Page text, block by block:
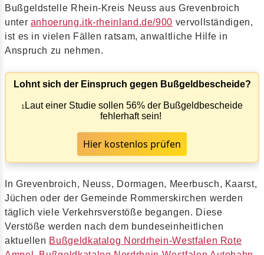
Bußgeldstelle Rhein-Kreis Neuss aus Grevenbroich
unter anhoerung.itk-rheinland.de/900 vervollständigen,
ist es in vielen Fällen ratsam, anwaltliche Hilfe in
Anspruch zu nehmen.
Lohnt sich der Einspruch gegen Bußgeldbescheide?
1 Laut einer Studie sollen 56% der Bußgeldbescheide
fehlerhaft sein!
Hier kostenlos prüfen
In Grevenbroich, Neuss, Dormagen, Meerbusch, Kaarst,
Jüchen oder der Gemeinde Rommerskirchen werden
täglich viele Verkehrsverstöße begangen. Diese
Verstöße werden nach dem bundeseinheitlichen
aktuellen Bußgeldkatalog Nordrhein-Westfalen Rote